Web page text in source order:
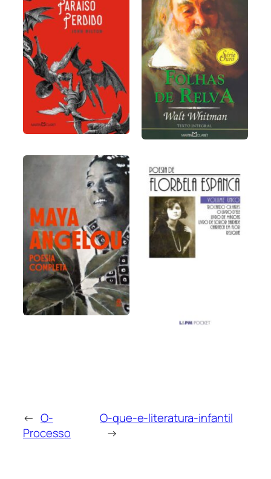
← O-
Processo
O-que-e-literatura-infantil
→